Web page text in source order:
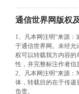
通信世界网版权
1、凡本网注明“来源
于通信世界网。未经允
权可以转载我方内容的
性，并完整标注作者信
2、凡本网注明“来源
体，转载目的在于传递
负责。